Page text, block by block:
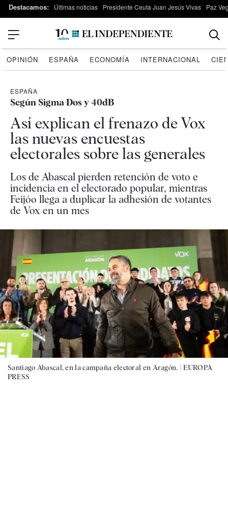
Destacamos: Últimas noticias Presidente Ceuta Juan Jesús Vivas Paz
OPINIÓN ESPAÑA ECONOMÍA INTERNACIONAL
ESPAÑA
Según Sigma Dos y 40dB
Así explican el frenazo de Vox
las nuevas encuestas
electorales sobre las generales
Los de Abascal pierden retención de voto e
incidencia en el electorado popular, mientras
Feijóo llega a duplicar la adhesión de votantes
de Vox en un mes
Santiago Abascal, en la campaña electoral en Aragón. | EUROPA
PRESS